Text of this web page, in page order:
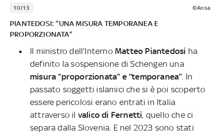
10/13 ©Ansa
PIANTEDOSI: “UNA MISURA TEMPORANEA E
PROPORZIONATA”
Il ministro dell’Interno Matteo Piantedosi ha
definito la sospensione di Schengen una
misura “proporzionata” e “temporanea”. In
passato soggetti islamici che si è poi scoperto
essere pericolosi erano entrati in Italia
attraverso il valico di Fernetti, quello che ci
separa dalla Slovenia. E nel 2023 sono stati